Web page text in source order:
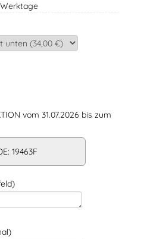
vom 31.07.2026 bis zum
19463F